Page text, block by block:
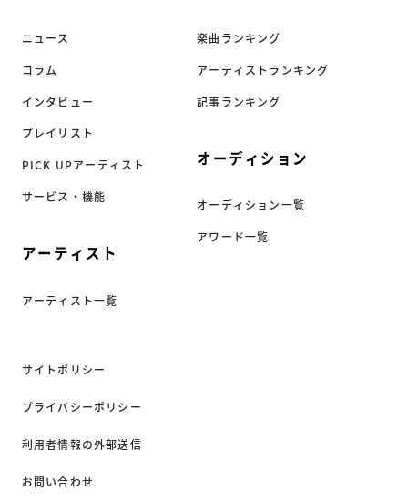
ニュース
コラム
インタビュー
プレイリスト
PICK UPアーティスト
サービス・機能
アーティスト
アーティスト一覧
楽曲ランキング
アーティストランキング
記事ランキング
オーディション
オーディション一覧
アワード一覧
サイトポリシー
プライバシーポリシー
利用者情報の外部送信
お問い合わせ